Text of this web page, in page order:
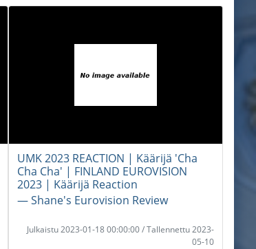
UMK 2023 REACTION | Käärijä 'Cha
Cha Cha' | FINLAND EUROVISION
2023 | Käärijä Reaction
― Shane's Eurovision Review
Julkaistu 2023-01-18 00:00:00 / Tallennettu 2023-
05-10